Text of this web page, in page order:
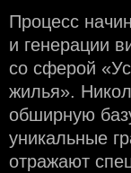
Процесс
и генерации
со сферой
жилья».
обширную
уникальные
отражают